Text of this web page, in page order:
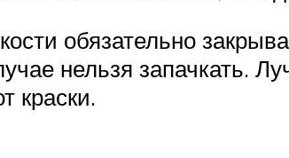
обязательно
нельзя запачкать.
краски.